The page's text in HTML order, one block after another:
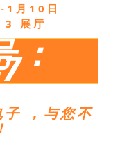
月10日
3 展厅
：
，与您不